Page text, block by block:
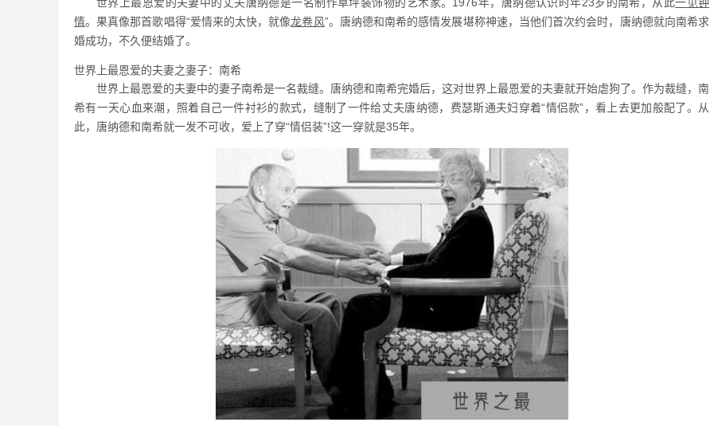
情。果真像那首歌唱得“爱情来的太快，就像龙卷风”。唐纳德和南希的感情发展堪称神速，当他们首次约会时，唐纳德就向南希求
婚成功，不久便结婚了。
世界上最恩爱的夫妻之妻子：南希
世界上最恩爱的夫妻中的妻子南希是一名裁缝。唐纳德和南希完婚后，这对世界上最恩爱的夫妻就开始虐狗了。作为裁缝，南
希有一天心血来潮，照着自己一件衬衫的款式，缝制了一件给丈夫唐纳德，费瑟斯通夫妇穿着“情侣款”，看上去更加般配了。从
此，唐纳德和南希就一发不可收，爱上了穿“情侣装”!这一穿就是35年。